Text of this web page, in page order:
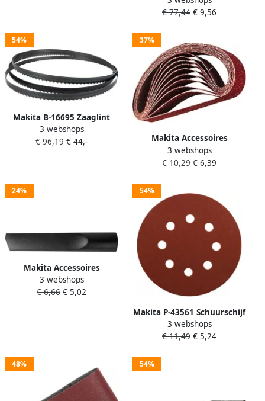
66282
€ 77,44 € 9,56
54%
Makita B-16695 Zaaglint
non-ferro 2240x16mm 14TPI
| Mtools
3 webshops
€ 96,19 € 44,-
37%
Makita Accessoires
Schuurband K120 30x533
Red P-36712
3 webshops
€ 10,29 € 6,39
24%
Makita Accessoires
Vloerzuigborstel "smal"
Lengte 200mm W29541
3 webshops
€ 6,66 € 5,02
54%
Makita P-43561 Schuurschijf
125mm K100 Red Velcro |
Mtools
3 webshops
€ 11,49 € 5,24
48% 54%